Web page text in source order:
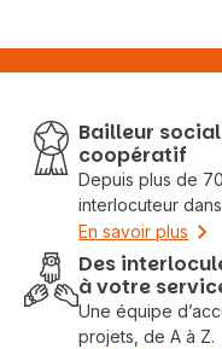
Bailleur social
coopératif
Depuis plus de
interlocuteur
En savoir plus
Des
à votre
Une équipe
projets, de A à Z.